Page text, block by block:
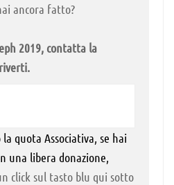
ancora fatto?
2019, contatta la
quota Associativa, se hai
una libera donazione,
click sul tasto blu qui sotto